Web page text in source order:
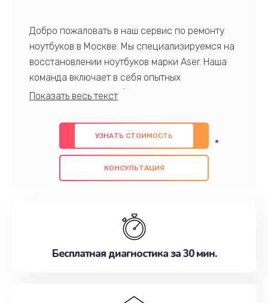
Добро пожаловать в наш сервис по ремонту
ноутбуков в Москве. Мы специализируемся на
восстановлении ноутбуков марки Aser. Наша
команда включает в себя опытных
профессионалов с обширными знаниями и
предлагаем быстрый и качественный ремонт с
использованием оригинальных компонентов, а
также гарантируем качество всех
проведенных работ. Наша цель - предоставить
наилучшим образом. Не медлите записаться на
УЗНАТЬ СТОИМОСТЬ
КОНСУЛЬТАЦИЯ
Бесплатная диагностика за 30 мин.